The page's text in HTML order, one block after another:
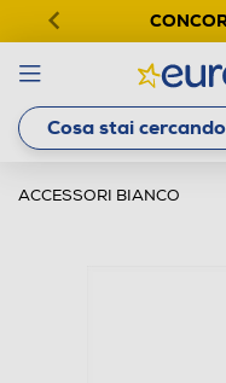
ACCESSORI BIANCO